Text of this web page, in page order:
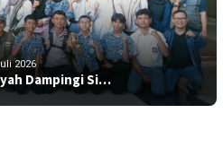
2026
Dampingi Si…